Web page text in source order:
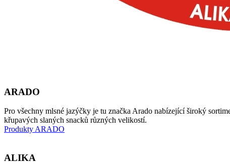
ARADO
Pro všechny mlsné jazýčky je tu značka Arado nabízející široký
křupavých slaných snacků různých velikostí.
Produkty ARADO
ALIKA